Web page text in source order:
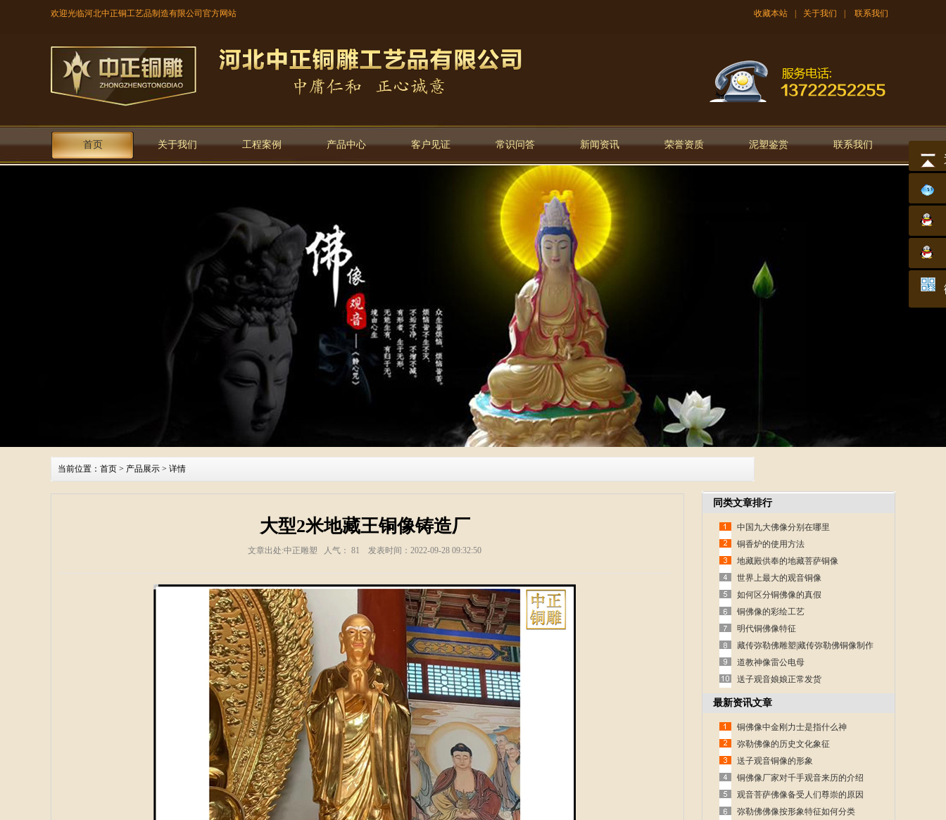
欢迎光临河北中正铜工艺品制造有限公司官方网站 收藏本站 关于我们 联系我们
首页 关于我们 工程案例 产品中心 客户见证 常识问答 新闻资讯 荣誉资质 泥塑鉴赏 联系我们
当前位置： 首页 > 产品展示 > 详情
大型2米地藏王铜像铸造厂
文章出处:中正雕塑 人气： 81 发表时间：2022-09-28 09:32:50
同类文章排行
中国九大佛像分别在哪里
铜香炉的使用方法
地藏殿供奉的地藏菩萨铜像
世界上最大的观音铜像
如何区分铜佛像的真假
铜佛像的彩绘工艺
明代铜佛像特征
藏传弥勒佛雕塑|藏传弥勒佛铜像制作
道教神像雷公电母
送子观音娘娘正常发货
最新资讯文章
铜佛像中金刚力士是指什么神
弥勒佛像的历史文化象征
送子观音铜像的形象
铜佛像厂家对千手观音来历的介绍
观音菩萨佛像备受人们尊崇的原因
弥勒佛佛像按形象特征如何分类